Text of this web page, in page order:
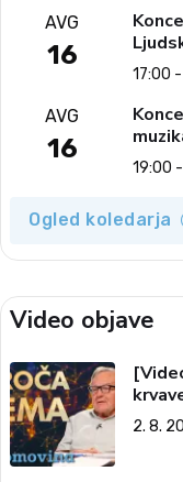
AVG
16
17:00
AVG
16
19:00
Ogled koledarja
Video objave
2. 8.